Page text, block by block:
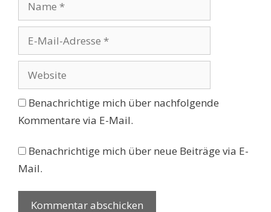
Mail-
Adresse
Benachrichtige mich über nachfolgende
Kommentare via E-Mail.
Benachrichtige mich über neue Beiträge via E-
Mail.